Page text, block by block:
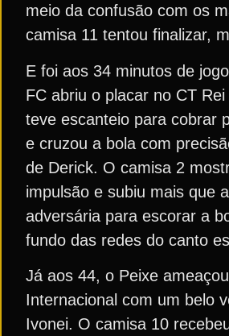
meio da confusão com os
camisa 11 tentou finalizar,
E foi aos 34 minutos de
FC abriu o placar no CT
teve escanteio para cobrar
e cruzou a bola com
de Derick. O camisa 2
impulsão e subiu mais que
adversária para escorar a
fundo das redes do canto
Já aos 44, o Peixe
Internacional com um belo
Ivonei. O camisa 10